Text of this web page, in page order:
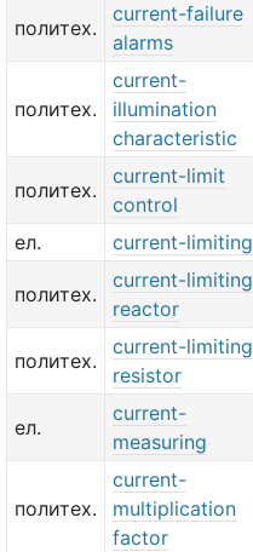
политех.
current-failure
alarms
политех.
current-
illumination
characteristic
политех.
current-limit
control
ел.
current-limiting
политех.
current-limiting
reactor
политех.
current-limiting
resistor
ел.
current-
measuring
политех.
current-
multiplication
factor